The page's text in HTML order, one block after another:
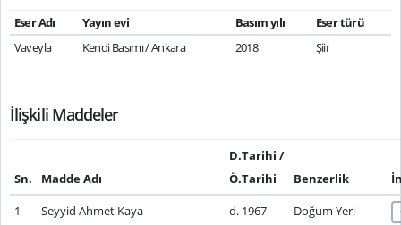
Eser Adı Yayın evi Basım yılı
Eser türü
Vaveyla
Kendi Basımı / Ankara 2018 Şiir
İlişkili Maddeler
Sn. Madde Adı
D.Tarihi /
Ö.Tarihi
Benzerlik
1
Seyyid Ahmet Kaya
d. 1967 -
Doğum Yeri